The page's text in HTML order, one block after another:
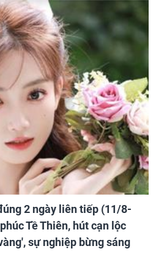
2 ngày liên tiếp (11/8-
Tề Thiên, hút cạn lộc
sự nghiệp bừng sáng